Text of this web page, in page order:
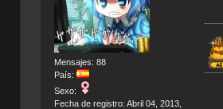
Mensajes: 88
País:
Sexo:
Fecha de registro: Abril 04, 2013,